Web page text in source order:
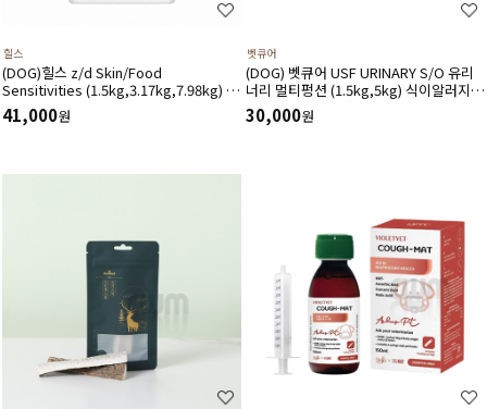
힐스
(DOG)힐스 z/d Skin/Food
Sensitivities (1.5kg,3.17kg,7.98kg) 식
이민감증 피부질환 위장관계-처방식,처방
사료
41,000원
벳큐어
(DOG) 벳큐어 USF URINARY S/O 유리
너리 멀티펑션 (1.5kg,5kg) 식이알러지
결석관리 가수분해 면역건강 피부관리 피
모관리에 도움
30,000원